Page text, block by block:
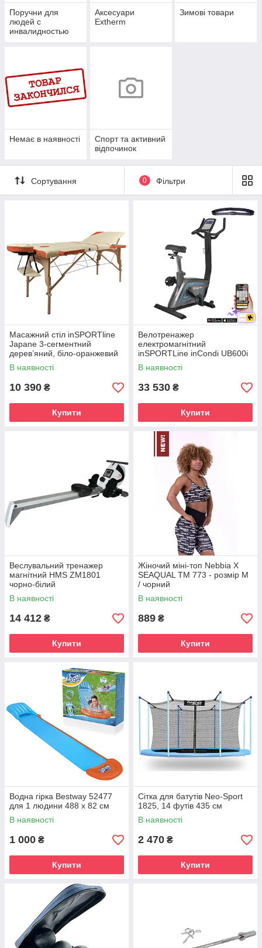
Поручни для
людей с
инвалидностью
Аксесуари
Extherm
Зимові товари
Немає в наявності
Спорт та активний
відпочинок
Сортування 0 Фільтри
Масажний стіл inSPORTline
Japane 3-сегментний
дерев’яний, біло-оранжевий
В наявності
10 390 ₴
Купити
Велотренажер
електромагнітний
inSPORTLine inCondi UB600i
В наявності
33 530 ₴
Купити
Веслувальний тренажер
магнітний HMS ZM1801
чорно-білий
В наявності
14 412 ₴
Купити
Жіночий міні-топ Nebbia X
SEAQUAL TM 773 - розмір M
/ чорний
В наявності
889 ₴
Купити
Водна гірка Bestway 52477
для 1 людини 488 х 82 см
В наявності
1 000 ₴
Купити
Сітка для батутів Neo-Sport
1825, 14 футів 435 см
В наявності
2 470 ₴
Купити